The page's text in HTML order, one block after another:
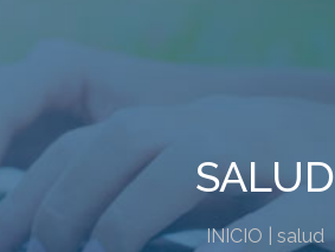
SALUD
INICIO | salud